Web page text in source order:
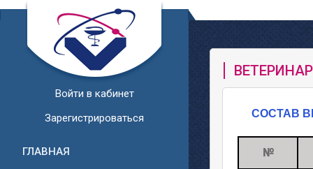
Войти в кабинет
Зарегистрироваться
ГЛАВНАЯ
СОСТАВ
№